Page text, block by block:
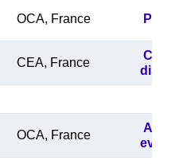
OCA, France
CEA, France
disks:
OCA, France
A